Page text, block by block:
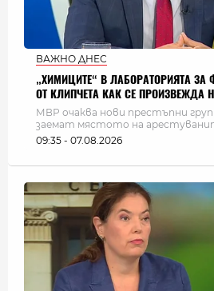
ВАЖНО ДНЕС
„ХИМИЦИТЕ“ В ЛАБОРАТОРИЯТА
ОТ КЛИПЧЕТА КАК СЕ ПРОИЗВЕЖДА
МВР очаква нови престъпни
заемат мястото на
09:35 - 07.08.2026